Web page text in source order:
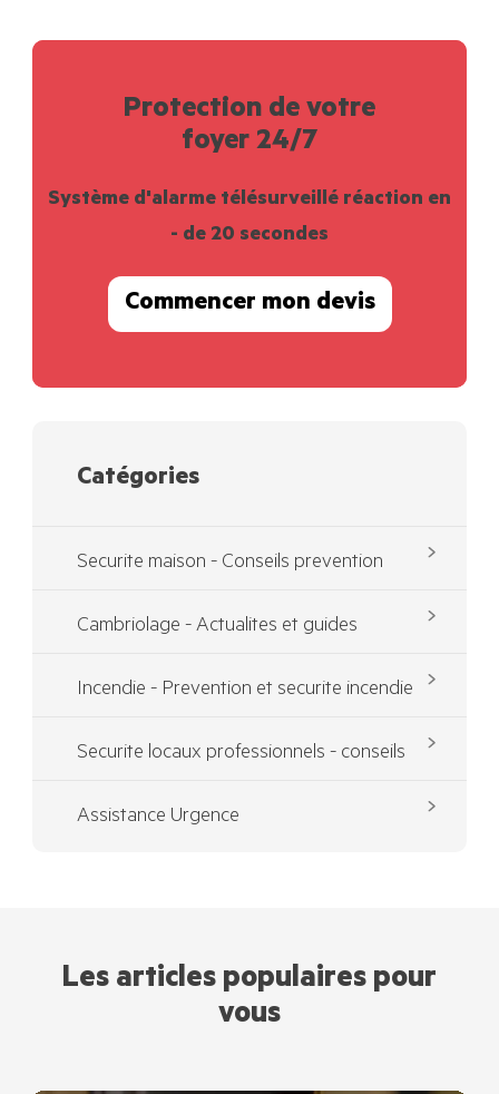
Protection de votre
foyer 24/7
Système d'alarme télésurveillé réaction en
- de 20 secondes
Commencer mon devis
Catégories
Securite maison - Conseils prevention
Cambriolage - Actualites et guides
Incendie - Prevention et securite incendie
Securite locaux professionnels - conseils
Assistance Urgence
Les articles populaires pour
vous